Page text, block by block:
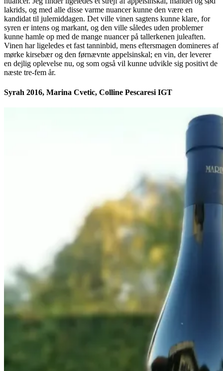
lakrids, og med alle disse varme nuancer kunne den være en
kandidat til julemiddagen. Det ville vinen sagtens kunne klare, for
syren er intens og markant, og den ville således uden problemer
kunne hamle op med de mange nuancer på tallerkenen juleaften.
Vinen har ligeledes et fast tanninbid, mens eftersmagen domineres af
mørke kirsebær og den førnævnte appelsinskal; en vin, der leverer
en dejlig oplevelse nu, og som også vil kunne udvikle sig positivt de
næste tre-fem år.
Syrah 2016, Marina Cvetic, Colline Pescaresi IGT